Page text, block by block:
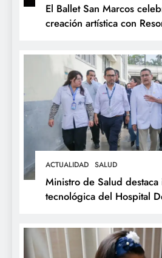
El Ballet San Marcos
creación artística con
ACTUALIDAD SALUD
Ministro de Salud destaca
tecnológica del Hospital
Galen